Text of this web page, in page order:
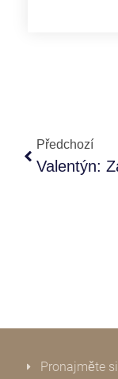
Předchozí
Pronajměte